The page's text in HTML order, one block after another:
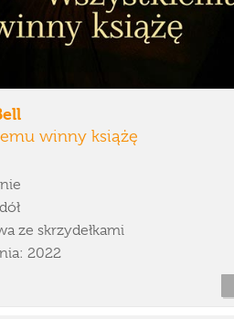
winny książę
ze skrzydełkami
2022